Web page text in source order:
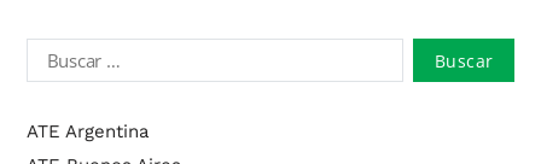
ATE Argentina